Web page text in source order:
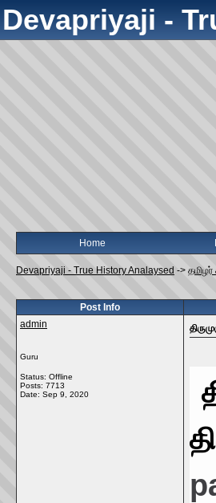
Devapriyaji -
Home
Devapriyaji - True History Analaysed ->
Post Info
admin
Guru
Status: Offline
Posts: 7713
Date: Sep 9, 2020